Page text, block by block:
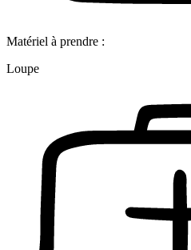
Matériel à prendre :
Loupe